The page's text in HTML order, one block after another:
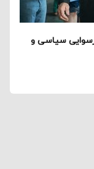
رسوایی سیاسی و